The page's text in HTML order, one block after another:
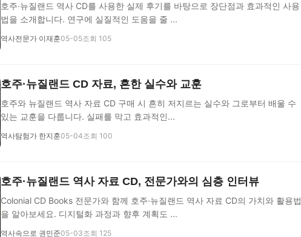
호주·뉴질랜드 역사 CD를 사용한 실제 후기를 바탕으로 장단점과 효과적인 사용
법을 소개합니다. 연구에 실질적인 도움을 줄 ...
역사전문가 이재훈05-05조회 105
호주·뉴질랜드 CD 자료, 흔한 실수와 교훈
호주와 뉴질랜드 역사 자료 CD 구매 시 흔히 저지르는 실수와 그로부터 배울 수
있는 교훈을 다룹니다. 실패를 막고 효과적인...
역사탐험가 한지훈05-04조회 100
호주·뉴질랜드 역사 자료 CD, 전문가와의 심층 인터뷰
Colonial CD Books 전문가와 함께 호주·뉴질랜드 역사 자료 CD의 가치와 활용법
을 알아보세요. 디지털화 과정과 향후 계획도 ...
역사속으로 권민준05-03조회 125